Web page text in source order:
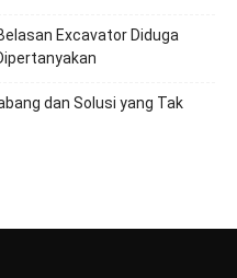
Excavator Diduga
dan Solusi yang Tak